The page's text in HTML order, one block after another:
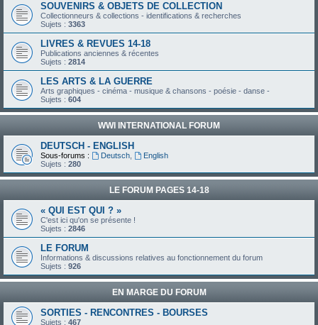
SOUVENIRS & OBJETS DE COLLECTION
Collectionneurs & collections - identifications & recherches
Sujets : 3363
LIVRES & REVUES 14-18
Publications anciennes & récentes
Sujets : 2814
LES ARTS & LA GUERRE
Arts graphiques - cinéma - musique & chansons - poésie - danse -
Sujets : 604
WWI INTERNATIONAL FORUM
DEUTSCH - ENGLISH
Sous-forums : Deutsch,
English
Sujets : 280
LE FORUM PAGES 14-18
« QUI EST QUI ? »
C'est ici qu'on se présente !
Sujets : 2846
LE FORUM
Informations & discussions relatives au fonctionnement du forum
Sujets : 926
EN MARGE DU FORUM
SORTIES - RENCONTRES - BOURSES
Sujets : 467